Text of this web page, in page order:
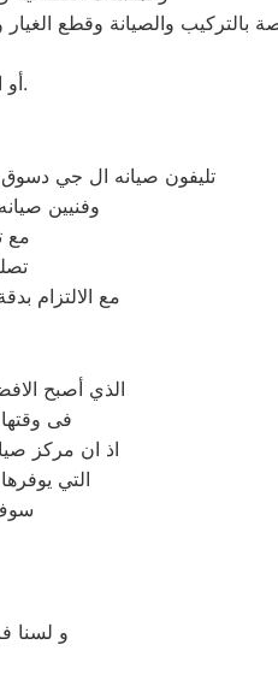
بالتركيب والصيانة وقطع
أو التي قد تعاونها على تحقيق غرضها في مصر أو في الخارج.
تليفون صيانه ال جي
وفنيين
مع
مع الالتزام
الذي أصبح
فى
اذ ان مركز
التي
و لسنا